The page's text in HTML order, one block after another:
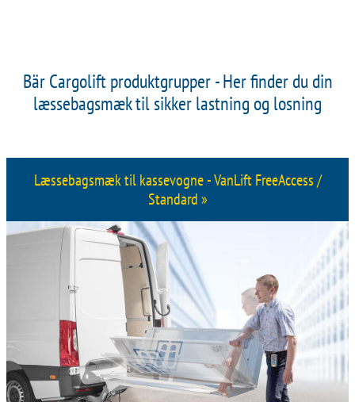
Bär Cargolift produktgrupper - Her finder du din
læssebagsmæk til sikker lastning og losning
Læssebagsmæk til kassevogne - VanLift FreeAccess /
Standard »